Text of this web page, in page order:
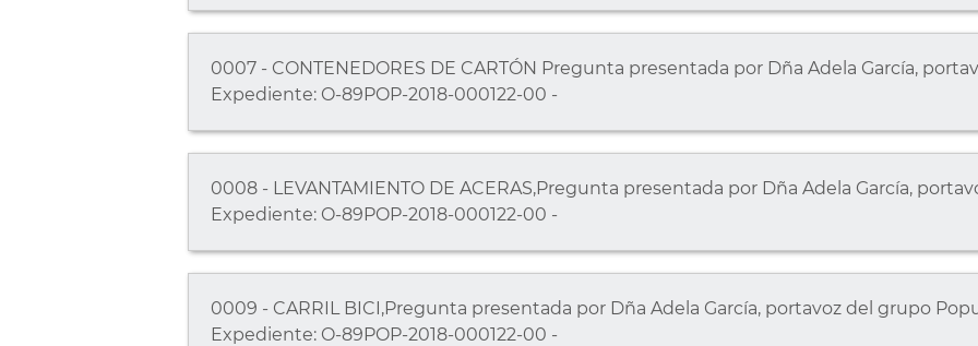
0007 - CONTENEDORES DE CARTÓN Pregunta presentada por Dña Adela García,
Expediente: O-89POP-2018-000122-00 -
0008 - LEVANTAMIENTO DE ACERAS,Pregunta presentada por Dña Adela García,
Expediente: O-89POP-2018-000122-00 -
0009 - CARRIL BICI,Pregunta presentada por Dña Adela García, portavoz del grupo
Expediente: O-89POP-2018-000122-00 -